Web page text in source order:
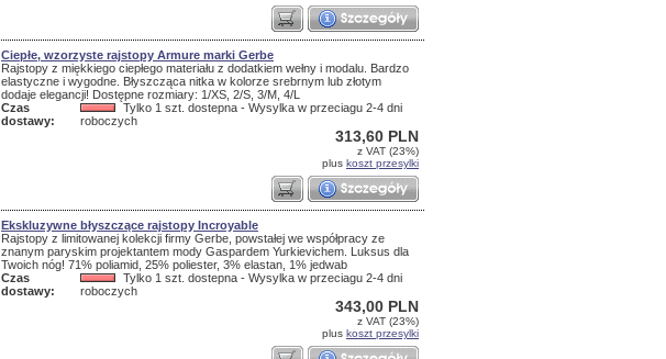
Ciepłe, wzorzyste rajstopy Armure marki Gerbe
Rajstopy z miękkiego ciepłego materiału z dodatkiem wełny i modalu. Bardzo
elastyczne i wygodne. Błyszcząca nitka w kolorze srebrnym lub złotym
dodaje elegancji! Dostępne rozmiary: 1/XS, 2/S, 3/M, 4/L
Czas
dostawy:
Tylko 1 szt. dostepna - Wysylka w przeciagu 2-4 dni
roboczych
313,60 PLN
z VAT (23%)
plus koszt przesylki
Ekskluzywne błyszczące rajstopy Incroyable
Rajstopy z limitowanej kolekcji firmy Gerbe, powstałej we współpracy ze
znanym paryskim projektantem mody Gaspardem Yurkievichem. Luksus dla
Twoich nóg! 71% poliamid, 25% poliester, 3% elastan, 1% jedwab
Czas
dostawy:
Tylko 1 szt. dostepna - Wysylka w przeciagu 2-4 dni
roboczych
343,00 PLN
z VAT (23%)
plus koszt przesylki